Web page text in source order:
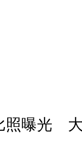
照曝光